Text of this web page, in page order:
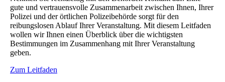
gute und vertrauensvolle Zusammenarbeit zwischen Ihnen, Ihrer
Polizei und der örtlichen Polizeibehörde sorgt für den
reibungslosen Ablauf Ihrer Veranstaltung. Mit diesem Leitfaden
wollen wir Ihnen einen Überblick über die wichtigsten
Bestimmungen im Zusammenhang mit Ihrer Veranstaltung
geben.
Zum Leitfaden